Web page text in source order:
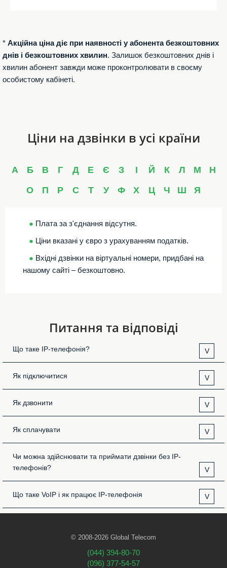
* Акційна ціна діє при наявності у абонента безкоштовних
днів і безкоштовних хвилин. Залишок безкоштовних днів і
хвилин абонент завжди може проконтролювати в своєму
особистому кабінеті.
Ціни на дзвінки в усі країни
А Б В Г Д Е Є З І Й К Л М
Н
О
П Р С Т У Ф Х Ц Ч Ш Я
● Плата за з'єднання відсутня.
● Ціни вказані у євро з урахуванням податків.
● Вхідні дзвінки на віртуальні номери, придбані на
нашому сайті – безкоштовно.
Питання та відповіді
Що таке IP-телефонія? V
Як підключитися V
Як дзвонити V
Як сплачувати V
Чи можна здійснювати та приймати дзвінки без IP-
телефонів?
V
Що таке VoIP і як працює IP-телефонія V
© 2008-2026 Global Telecom
(044) 394-80-70
(096) 377-54-57